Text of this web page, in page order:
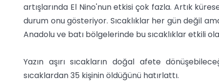
artışlarında El Nino'nun etkisi çok fazla. Artık
durum onu gösteriyor. Sıcaklıklar her gün değil
Anadolu ve batı bölgelerinde bu sıcaklıklar etkili
Yazın aşırı sıcakların doğal afete
sıcaklardan 35 kişinin öldüğünü hatırlattı.